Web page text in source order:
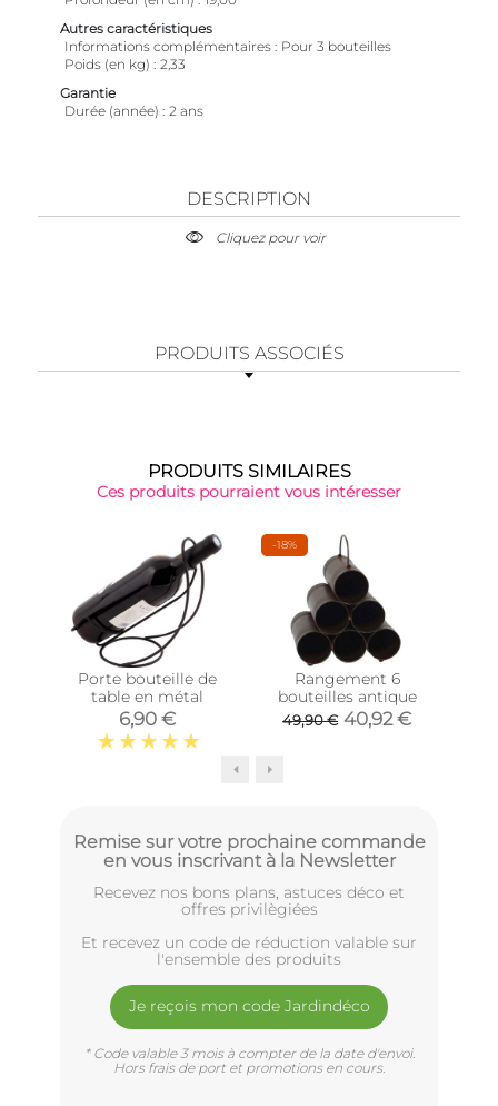
Autres caractéristiques
Informations complémentaires
Pour 3 bouteilles
Poids (en kg)
2,33
Garantie
Durée (année)
2 ans
DESCRIPTION
Cliquez pour voir
PRODUITS ASSOCIÉS
PRODUITS SIMILAIRES
Ces produits pourraient vous intéresser
Porte bouteille de
table en métal
6,90 €
-18%
Rangement 6
bouteilles antique
49,90 € 40,92 €
Remise sur votre prochaine commande
en vous inscrivant à la Newsletter
Recevez nos bons plans, astuces déco et
offres privilègiées
Et recevez un code de réduction valable sur
l'ensemble des produits
Je reçois mon code Jardindéco
* Code valable 3 mois à compter de la date d'envoi.
Hors frais de port et promotions en cours.